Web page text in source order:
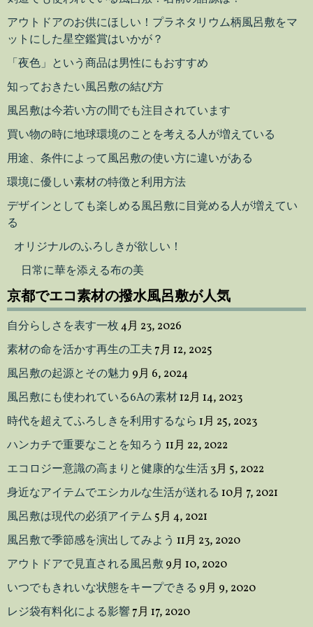
アウトドアのお供にほしい！プラネタリウム柄風呂敷をマ
ットにした星空鑑賞はいかが？
「夜色」という商品は男性にもおすすめ
知っておきたい風呂敷の結び方
風呂敷は今若い方の間でも注目されています
買い物の時に地球環境のことを考える人が増えている
用途、条件によって風呂敷の使い方に違いがある
環境に優しい素材の特徴と利用方法
デザインとしても楽しめる風呂敷に目覚める人が増えてい
る
オリジナルのふろしきが欲しい！
日常に華を添える布の美
京都でエコ素材の撥水風呂敷が人気
自分らしさを表す一枚4月 23, 2026
素材の命を活かす再生の工夫 7月 12, 2025
風呂敷の起源とその魅力 9月 6, 2024
風呂敷にも使われている6Aの素材12月 14, 2023
時代を超えてふろしきを利用するなら 1月 25, 2023
ハンカチで重要なことを知ろう 11月 22, 2022
エコロジー意識の高まりと健康的な生活3月 5, 2022
身近なアイテムでエシカルな生活が送れる 10月 7, 2021
風呂敷は現代の必須アイテム 5月 4, 2021
風呂敷で季節感を演出してみよう 11月 23, 2020
アウトドアで見直される風呂敷9月 10, 2020
いつでもきれいな状態をキープできる 9月 9, 2020
レジ袋有料化による影響7月 17, 2020